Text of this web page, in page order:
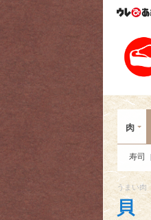
肉
寿司
うまい肉
貝